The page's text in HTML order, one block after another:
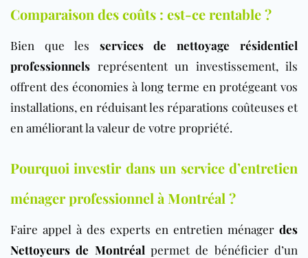
Comparaison des coûts : est-ce rentable ?
Bien que les services de nettoyage résidentiel
professionnels représentent un investissement, ils
offrent des économies à long terme en protégeant vos
installations, en réduisant les réparations coûteuses et
en améliorant la valeur de votre propriété.
Pourquoi investir dans un service d’entretien
ménager professionnel à Montréal ?
Faire appel à des experts en entretien ménager des
Nettoyeurs de Montréal permet de bénéficier d’un